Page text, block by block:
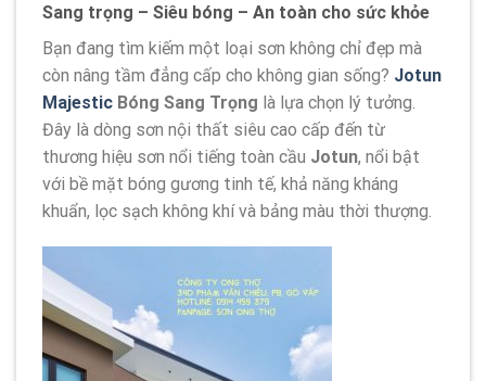
Sang trọng – Siêu bóng – An toàn cho sức khỏe
Bạn đang tìm kiếm một loại sơn không chỉ đẹp mà
còn nâng tầm đẳng cấp cho không gian sống? Jotun
Majestic Bóng Sang Trọng là lựa chọn lý tưởng.
Đây là dòng sơn nội thất siêu cao cấp đến từ
thương hiệu sơn nổi tiếng toàn cầu Jotun, nổi bật
với bề mặt bóng gương tinh tế, khả năng kháng
khuẩn, lọc sạch không khí và bảng màu thời thượng.